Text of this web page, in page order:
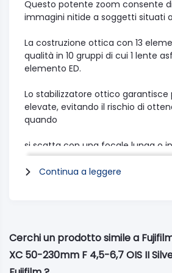
Questo potente zoom consente
immagini nitide a soggetti situati
La costruzione ottica con 13
qualità in 10 gruppi di cui 1 lente
elemento ED.
Lo stabilizzatore ottico garantisce
elevate, evitando il rischio di
quando
si scatta con una focale lunga o
scarsa luminosità.
riduce il rumore del meccanismo
*Formato equivalente al 35 mm
Continua a leggere
Cerchi un prodotto simile a
XC 50-230mm F 4,5-6,7 OIS II